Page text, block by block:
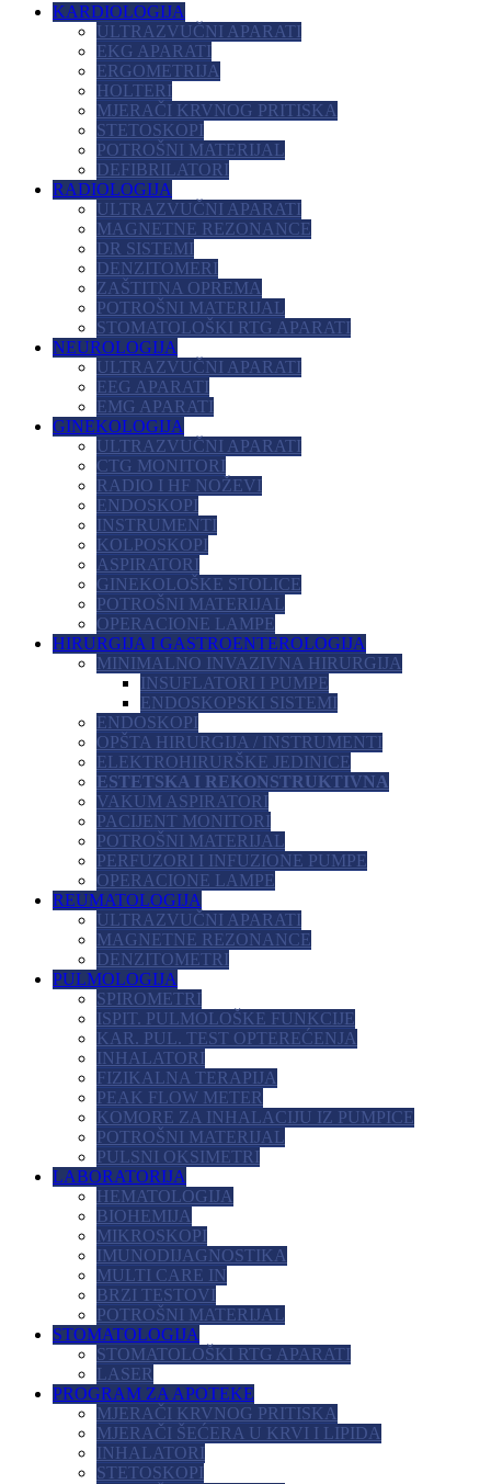
KARDIOLOGIJA
ULTRAZVUČNI APARATI
EKG APARATI
ERGOMETRIJA
HOLTERI
MJERAČI KRVNOG PRITISKA
STETOSKOPI
POTROŠNI MATERIJAL
DEFIBRILATORI
RADIOLOGIJA
ULTRAZVUČNI APARATI
MAGNETNE REZONANCE
DR SISTEMI
DENZITOMERI
ZAŠTITNA OPREMA
POTROŠNI MATERIJAL
STOMATOLOŠKI RTG APARATI
NEUROLOGIJA
ULTRAZVUČNI APARATI
EEG APARATI
EMG APARATI
GINEKOLOGIJA
ULTRAZVUČNI APARATI
CTG MONITORI
RADIO I HF NOŽEVI
ENDOSKOPI
INSTRUMENTI
KOLPOSKOPI
ASPIRATORI
GINEKOLOŠKE STOLICE
POTROŠNI MATERIJAL
OPERACIONE LAMPE
HIRURGIJA I GASTROENTEROLOGIJA
MINIMALNO INVAZIVNA HIRURGIJA
INSUFLATORI I PUMPE
ENDOSKOPSKI SISTEMI
ENDOSKOPI
OPŠTA HIRURGIJA / INSTRUMENTI
ELEKTROHIRURŠKE JEDINICE
ESTETSKA I REKONSTRUKTIVNA
VAKUM ASPIRATORI
PACIJENT MONITORI
POTROŠNI MATERIJAL
PERFUZORI I INFUZIONE PUMPE
OPERACIONE LAMPE
REUMATOLOGIJA
ULTRAZVUČNI APARATI
MAGNETNE REZONANCE
DENZITOMETRI
PULMOLOGIJA
SPIROMETRI
ISPIT. PULMOLOŠKE FUNKCIJE
KAR. PUL. TEST OPTEREĆENJA
INHALATORI
FIZIKALNA TERAPIJA
PEAK FLOW METER
KOMORE ZA INHALACIJU IZ PUMPICE
POTROŠNI MATERIJAL
PULSNI OKSIMETRI
LABORATORIJA
HEMATOLOGIJA
BIOHEMIJA
MIKROSKOPI
IMUNODIJAGNOSTIKA
MULTI CARE IN
BRZI TESTOVI
POTROŠNI MATERIJAL
STOMATOLOGIJA
STOMATOLOŠKI RTG APARATI
LASER
PROGRAM ZA APOTEKE
MJERAČI KRVNOG PRITISKA
MJERAČI ŠEĆERA U KRVI I LIPIDA
INHALATORI
STETOSKOPI